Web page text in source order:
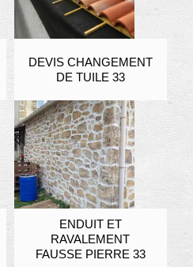
DEVIS CHANGEMENT
DE TUILE 33
ENDUIT ET
RAVALEMENT
FAUSSE PIERRE 33